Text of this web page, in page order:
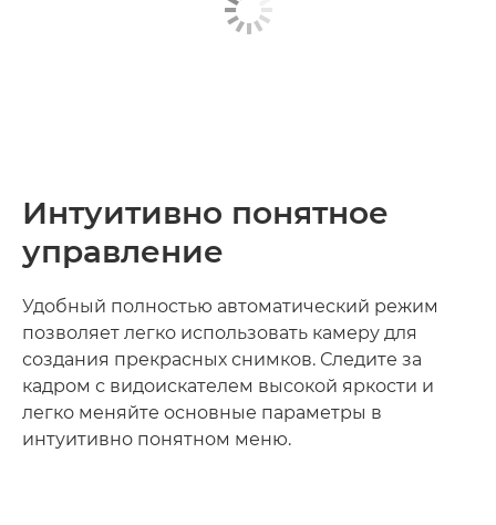
Интуитивно понятное
управление
Удобный полностью автоматический режим
позволяет легко использовать камеру для
создания прекрасных снимков. Следите за
кадром с видоискателем высокой яркости и
легко меняйте основные параметры в
интуитивно понятном меню.